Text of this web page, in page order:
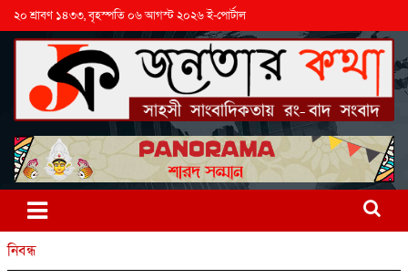
২০ শ্রাবণ ১৪৩৩, বৃহস্পতি ০৬ আগস্ট ২০২৬ ই-পোর্টাল
নিবন্ধ